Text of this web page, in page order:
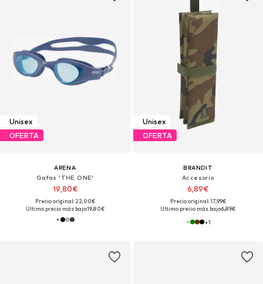
Unisex
OFERTA
ARENA
Gafas 'THE ONE'
19,80€
Precio original: 22,00€
Último precio más bajo:19,80€
Unisex
OFERTA
BRANDIT
Accesorio
6,89€
Precio original: 17,99€
Último precio más bajo:6,89€
+1